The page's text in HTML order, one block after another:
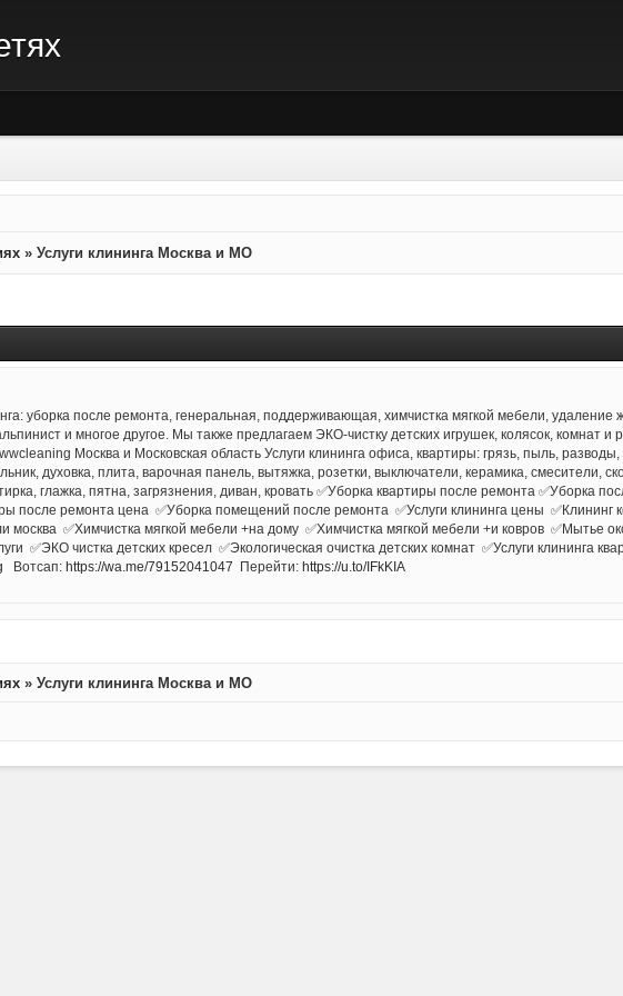
» Услуги клининга Москва и МО
уборка после ремонта, генеральная, поддерживающая, химчистка мягкой мебели, удаление
и многое другое. Мы также предлагаем ЭКО-чистку детских игрушек, колясок, комнат и
Москва и Московская область Услуги клининга офиса, квартиры: грязь, пыль, разводы,
духовка, плита, варочная панель, вытяжка, розетки, выключатели, керамика, смесители,
глажка, пятна, загрязнения, диван, кровать ✅Уборка квартиры после ремонта ✅Уборка
после ремонта цена ✅Уборка помещений после ремонта ✅Услуги клининга цены ✅Клининг
москва ✅Химчистка мягкой мебели +на дому ✅Химчистка мягкой мебели +и ковров ✅Мытье
✅ЭКО чистка детских кресел ✅Экологическая очистка детских комнат ✅Услуги клининга
Вотсап:https://wa.me/79152041047 Перейти:https://u.to/IFkKIA
» Услуги клининга Москва и МО